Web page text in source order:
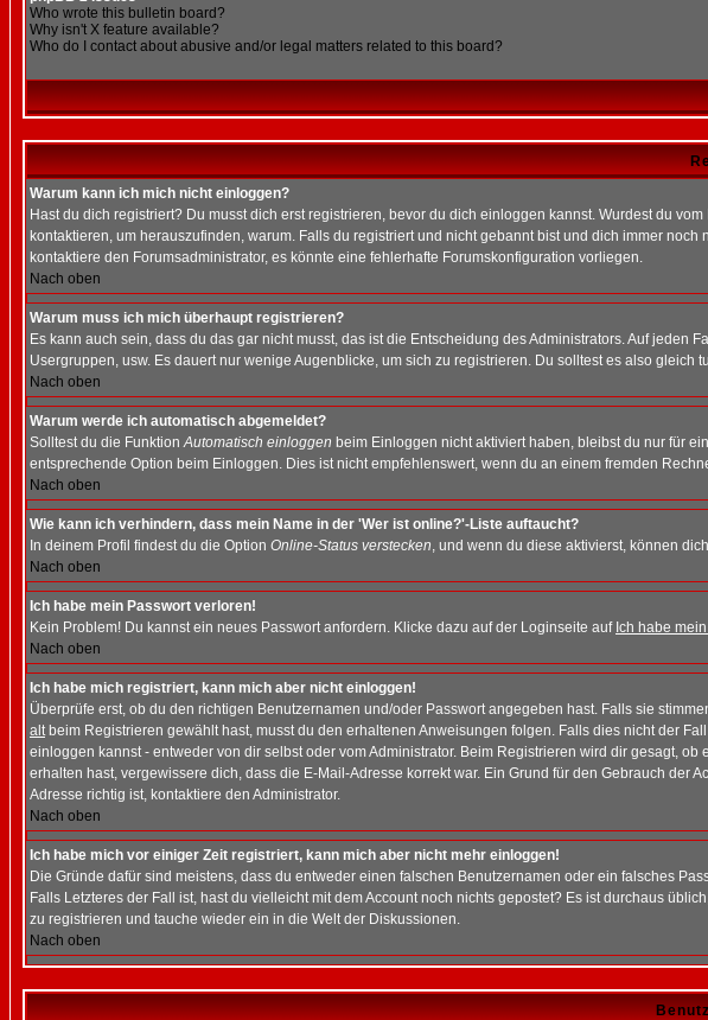
Who wrote this bulletin board?
Why isn't X feature available?
Who do I contact about abusive and/or legal matters related to this board?
Warum kann ich mich nicht einloggen?
Hast du dich registriert? Du musst dich erst registrieren, bevor du dich einloggen kannst. Wurdest du
kontaktieren, um herauszufinden, warum. Falls du registriert und nicht gebannt bist und dich immer
kontaktiere den Forumsadministrator, es könnte eine fehlerhafte Forumskonfiguration vorliegen.
Nach oben
Warum muss ich mich überhaupt registrieren?
Es kann auch sein, dass du das gar nicht musst, das ist die Entscheidung des Administrators. Auf
Usergruppen, usw. Es dauert nur wenige Augenblicke, um sich zu registrieren. Du solltest es also gleich
Nach oben
Warum werde ich automatisch abgemeldet?
Solltest du die FunktionAutomatisch einloggen beim Einloggen nicht aktiviert haben, bleibst du nur für
entsprechende Option beim Einloggen. Dies ist nicht empfehlenswert, wenn du an einem fremden
Nach oben
Wie kann ich verhindern, dass mein Name in der 'Wer ist online?'-Liste auftaucht?
In deinem Profil findest du die Option Online-Status verstecken, und wenn du diese aktivierst, können
Nach oben
Ich habe mein Passwort verloren!
Kein Problem! Du kannst ein neues Passwort anfordern. Klicke dazu auf der Loginseite auf Ich habe
Nach oben
Ich habe mich registriert, kann mich aber nicht einloggen!
Überprüfe erst, ob du den richtigen Benutzernamen und/oder Passwort angegeben hast. Falls sie
altbeim Registrieren gewählt hast, musst du den erhaltenen Anweisungen folgen. Falls dies nicht der
einloggen kannst - entweder von dir selbst oder vom Administrator. Beim Registrieren wird dir gesagt,
erhalten hast, vergewissere dich, dass die E-Mail-Adresse korrekt war. Ein Grund für den Gebrauch
Adresse richtig ist, kontaktiere den Administrator.
Nach oben
Ich habe mich vor einiger Zeit registriert, kann mich aber nicht mehr einloggen!
Die Gründe dafür sind meistens, dass du entweder einen falschen Benutzernamen oder ein falsches
Falls Letzteres der Fall ist, hast du vielleicht mit dem Account noch nichts gepostet? Es ist durchaus
zu registrieren und tauche wieder ein in die Welt der Diskussionen.
Nach oben